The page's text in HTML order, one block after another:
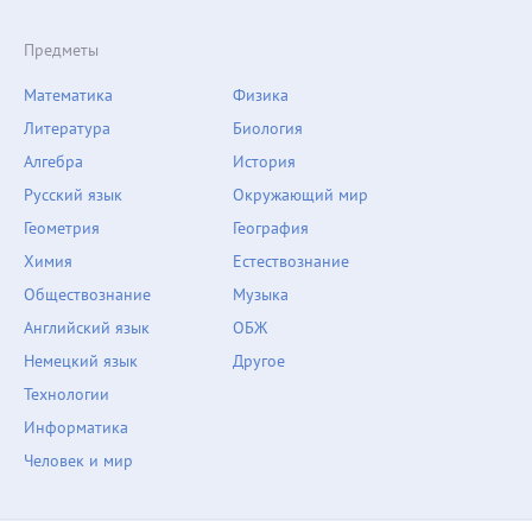
Предметы
Математика
Литература
Алгебра
Русский язык
Геометрия
Химия
Физика
Биология
История
Окружающий мир
География
Естествознание
Обществознание
Английский язык
Немецкий язык
Технологии
Информатика
Человек и мир
Музыка
ОБЖ
Другое